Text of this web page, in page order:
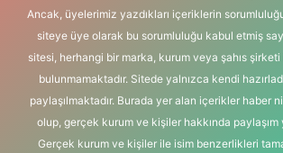
Ancak, üyelerimiz yazdıkları içeriklerin
siteye üye olarak bu sorumluluğu kabul etmiş
sitesi, herhangi bir marka, kurum veya şahıs şirketi
bulunmamaktadır. Sitede yalnızca kendi
paylaşılmaktadır. Burada yer alan içerikler haber
olup, gerçek kurum ve kişiler hakkında paylaşım
Gerçek kurum ve kişiler ile isim benzerlikleri